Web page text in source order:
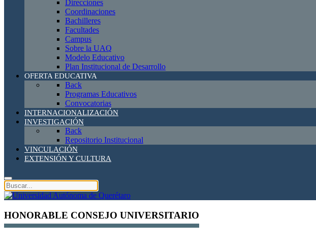
Direcciones
Coordinaciones
Bachilleres
Facultades
Campus
Sobre la UAQ
Modelo Educativo
Plan Institucional de Desarrollo
OFERTA EDUCATIVA
Back
Programas Educativos
Convocatorias
INTERNACIONALIZACIÓN
INVESTIGACIÓN
Back
Repositorio Institucional
VINCULACIÓN
EXTENSIÓN Y CULTURA
HONORABLE CONSEJO UNIVERSITARIO